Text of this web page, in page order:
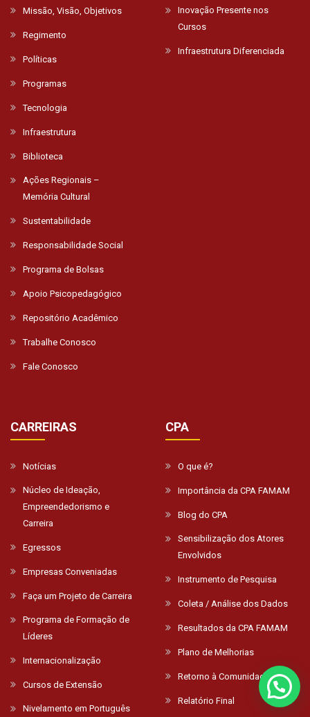
Missão, Visão, Objetivos
Regimento
Políticas
Programas
Tecnologia
Infraestrutura
Biblioteca
Ações Regionais –
Memória Cultural
Sustentabilidade
Responsabilidade Social
Programa de Bolsas
Apoio Psicopedagógico
Repositório Acadêmico
Trabalhe Conosco
Fale Conosco
Inovação Presente nos
Cursos
Infraestrutura Diferenciada
CARREIRAS
Notícias
Núcleo de Ideação,
Empreendedorismo e
Carreira
Egressos
Empresas Conveniadas
Faça um Projeto de Carreira
Programa de Formação de
Líderes
Internacionalização
Cursos de Extensão
Nivelamento em Português
CPA
O que é?
Importância da CPA FAMAM
Blog do CPA
Sensibilização dos Atores
Envolvidos
Instrumento de Pesquisa
Coleta / Análise dos Dados
Resultados da CPA FAMAM
Plano de Melhorias
Retorno à Comunidade
Relatório Final